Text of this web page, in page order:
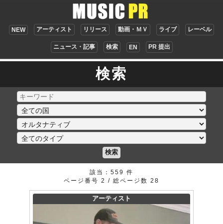
NEW アーティスト リリース 動画・ＭＶ ライブ レーベル
ニュース・記事 検索 EN PR 提出
検索
検索
該当：559 件
ページ番号 2 / 総ページ数 28
アーティスト